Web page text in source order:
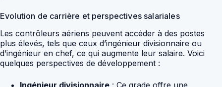
Evolution de carrière et perspectives salariales
Les contrôleurs aériens peuvent accéder à des postes
plus élevés, tels que ceux d’ingénieur divisionnaire ou
d’ingénieur en chef, ce qui augmente leur salaire. Voici
quelques perspectives de développement :
Ingénieur divisionnaire : Ce grade offre une